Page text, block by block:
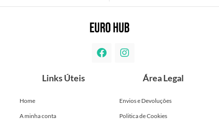
Links Úteis
Home
A minha conta
Área Legal
Envios e Devoluções
Politica de Cookies